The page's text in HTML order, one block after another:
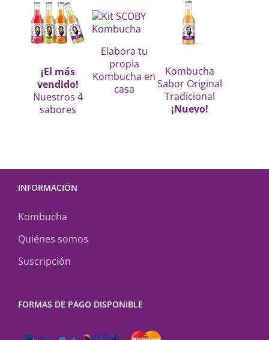
¡El más
vendido!
Nuestros 4
sabores
Elabora tu
propia
Kombucha en
casa
Kombucha
Sabor Original
Tradicional
¡Nuevo!
INFORMACIÓN
Kombucha
Quiénes somos
Suscripción
FORMAS DE PAGO DISPONIBLE